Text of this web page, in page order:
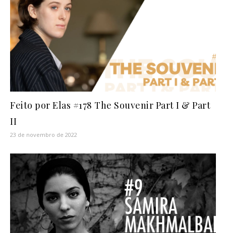
Feito por Elas #178 The Souvenir Part I & Part
II
23 de novembro de 2022